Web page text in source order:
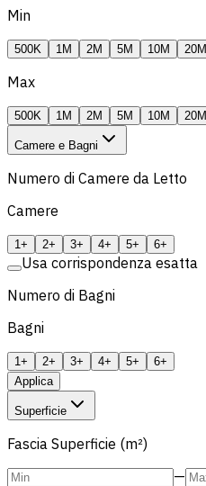
Min
500K 1M 2M 5M 10M 20M
Max
500K 1M 2M 5M 10M 20M
Camere e Bagni
Numero di Camere da Letto
Camere
1+ 2+ 3+ 4+ 5+ 6+
Usa corrispondenza esatta
Numero di Bagni
Bagni
1+ 2+ 3+ 4+ 5+
6+
Applica
Superficie
Fascia Superficie (m²)
—